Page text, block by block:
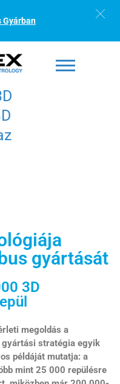
Gyárban
gyártását
3D
megoldás a
gyártási stratégia egyik
példáját mutatja: a
mint 25 000 repülésre